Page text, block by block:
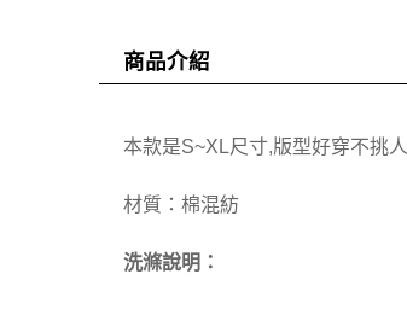
商品介紹
本款是S~XL尺寸,版型好穿不挑人
材質：棉混紡
洗滌說明：